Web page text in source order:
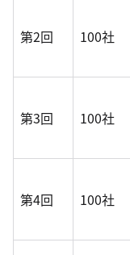
第2回 100社
第3回 100社
第4回 100社